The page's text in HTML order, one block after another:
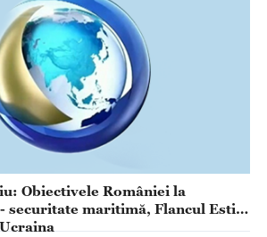
Obiectivele României la
securitate maritimă, Flancul Estic